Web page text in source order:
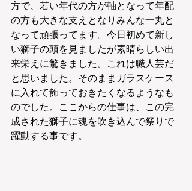
方で、若い年代の方が軸となって年配
の方も大きな支えとなりみんな一丸と
なって頑張ってます。今日初めて新し
い獅子の頭を見ましたが素晴らしい出
来栄えに驚きました。これは職人芸だ
と思いました。そのままガラスケース
に入れて飾っておきたくなるようなも
のでした。ここからの仕事は、この完
成された獅子に魂を吹き込んで祭りで
躍動する事です。